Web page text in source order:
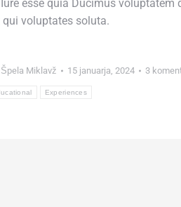
esse quia Ducimus
voluptates soluta.
Špela Miklavž 15 januarja, 2024 3
Experiences